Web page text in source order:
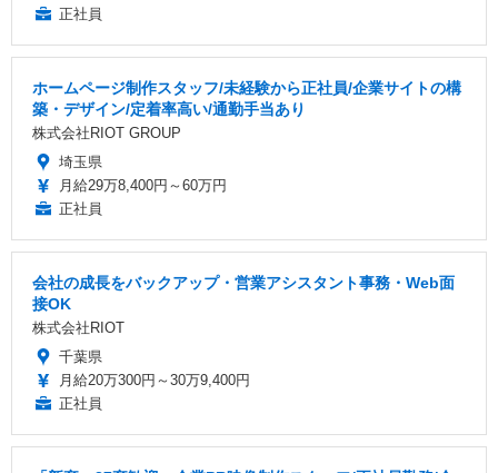
正社員
ホームページ制作スタッフ/未経験から正社員/企業サイトの構
築・デザイン/定着率高い/通勤手当あり
株式会社RIOT GROUP
埼玉県
月給29万8,400円～60万円
正社員
会社の成長をバックアップ・営業アシスタント事務・Web面
接OK
株式会社RIOT
千葉県
月給20万300円～30万9,400円
正社員